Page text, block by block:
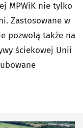
MPWiK nie tylko
Zastosowane w
pozwolą także na
ściekowej Unii